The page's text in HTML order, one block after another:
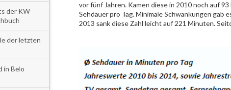
der KW
der letzten
in Belo
vor fünf Jahren. Kamen diese in 2010 noch auf
Sehdauer pro Tag. Minimale Schwankungen
2013 sank diese Zahl leicht auf 221 Minuten.